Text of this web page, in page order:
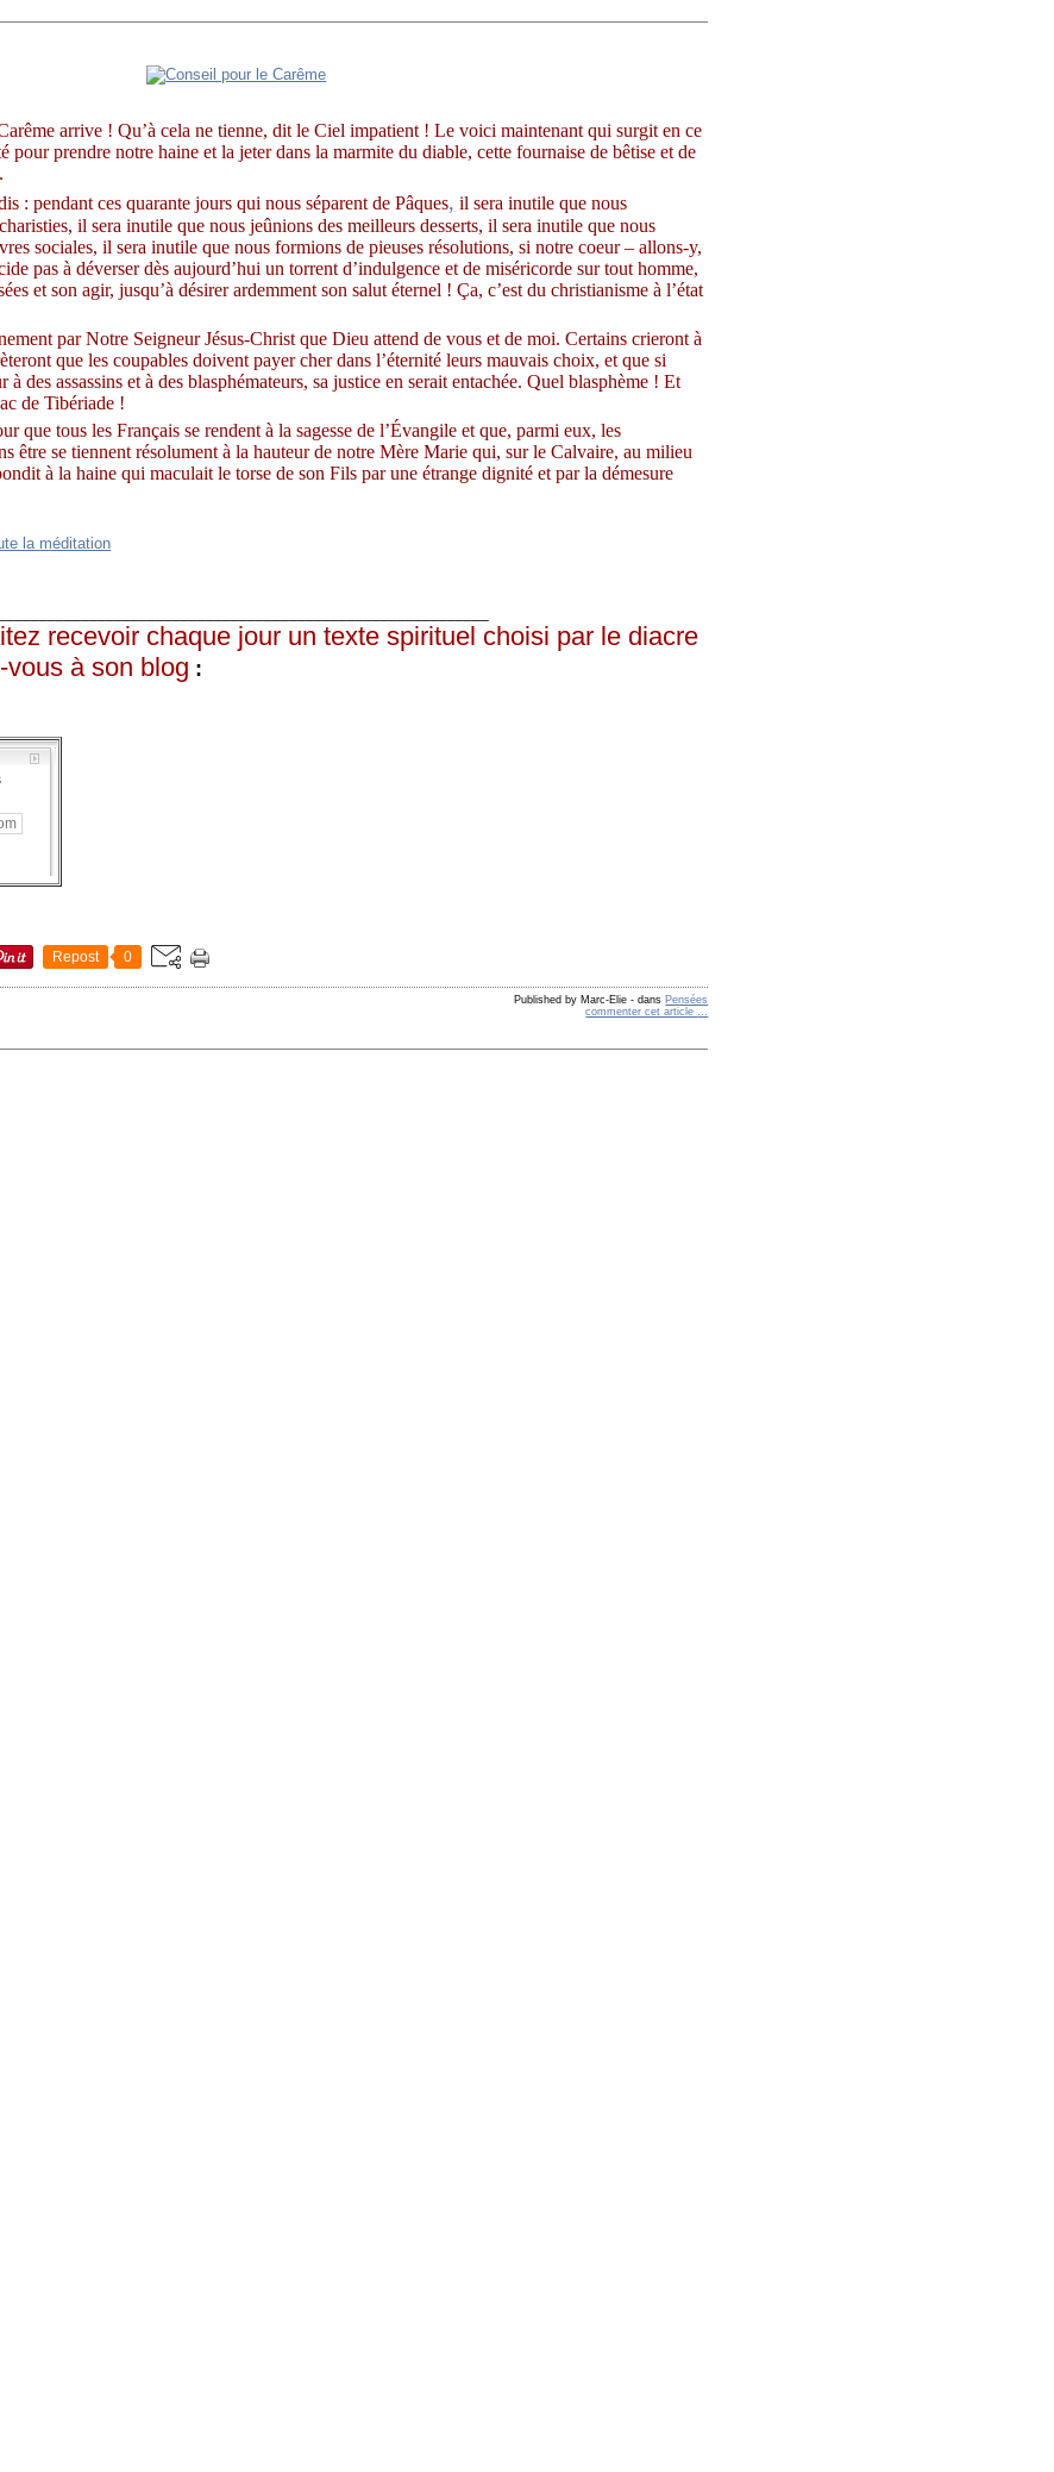
arrive ! Qu’à cela ne tienne, dit le Ciel impatient ! Le voici maintenant qui surgit en ce
pour prendre notre haine et la jeter dans la marmite du diable, cette fournaise de bêtise et de
: pendant ces quarante jours qui nous séparent de Pâques, il sera inutile que nous
il sera inutile que nous jeûnions des meilleurs desserts, il sera inutile que nous
sociales, il sera inutile que nous formions de pieuses résolutions, si notre coeur – allons-y,
pas à déverser dès aujourd’hui un torrent d’indulgence et de miséricorde sur tout homme,
et son agir, jusqu’à désirer ardemment son salut éternel ! Ça, c’est du christianisme à l’état
par Notre Seigneur Jésus-Christ que Dieu attend de vous et de moi. Certains crieront à
que les coupables doivent payer cher dans l’éternité leurs mauvais choix, et que si
des assassins et à des blasphémateurs, sa justice en serait entachée. Quel blasphème ! Et
de Tibériade !
que tous les Français se rendent à la sagesse de l’Évangile et que, parmi eux, les
être se tiennent résolument à la hauteur de notre Mère Marie qui, sur le Calvaire, au milieu
à la haine qui maculait le torse de son Fils par une étrange dignité et par la démesure
la méditation
recevoir chaque jour un texte spirituel choisi par le diacre
à son blog :
Repost 0
Published by Marc-Elie - dans Pensées
commenter cet article …